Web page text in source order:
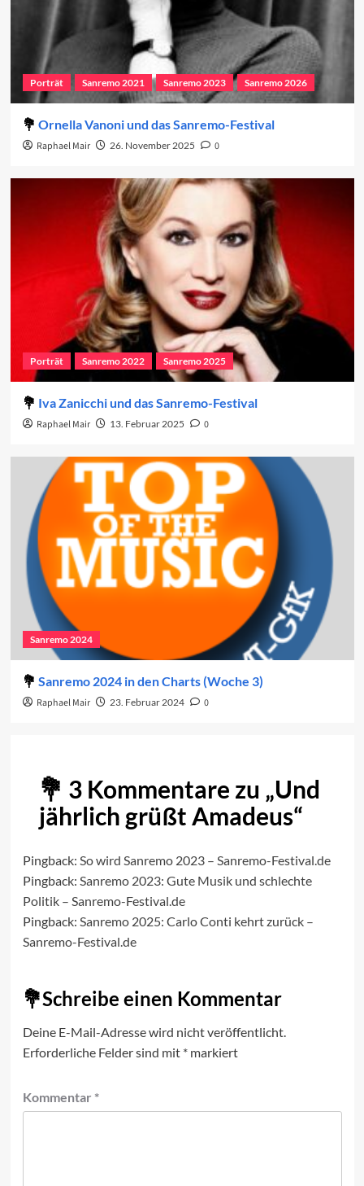
Porträt Sanremo 2021 Sanremo 2023 Sanremo 2026
Ornella Vanoni und das Sanremo-Festival
Raphael Mair 26. November 2025 0
Porträt Sanremo 2022 Sanremo 2025
Iva Zanicchi und das Sanremo-Festival
Raphael Mair 13. Februar 2025 0
Sanremo 2024
Sanremo 2024 in den Charts (Woche 3)
Raphael Mair 23. Februar 2024 0
3 Kommentare zu „Und
jährlich grüßt Amadeus“
Pingback: So wird Sanremo 2023 – Sanremo-Festival.de
Pingback: Sanremo 2023: Gute Musik und schlechte
Politik – Sanremo-Festival.de
Pingback: Sanremo 2025: Carlo Conti kehrt zurück –
Sanremo-Festival.de
Schreibe einen Kommentar
Deine E-Mail-Adresse wird nicht veröffentlicht.
Erforderliche Felder sind mit *markiert
Kommentar *